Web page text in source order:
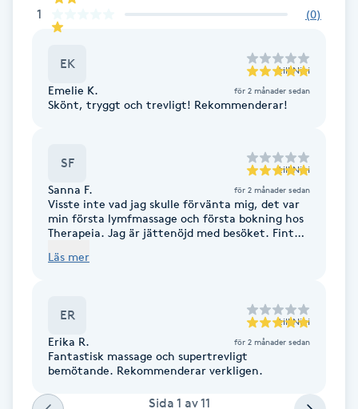
Fotmassage
Fotsvamp
Fotvård
Fransborttagning
Fransförlängning Megavolym
Fransförlängning Volym
1 (0)
EK till Niki
Emelie K. för 2 månader sedan
Skönt, tryggt och trevligt! Rekommenderar!
SF till Niki
Sanna F. för 2 månader sedan
Visste inte vad jag skulle förvänta mig, det var
min första lymfmassage och första bokning hos
Therapeia. Jag är jättenöjd med besöket. Fint
verkligen rekommendera 🤗
Läs mer
ER till Niki
Erika R. för 2 månader sedan
Fantastisk massage och supertrevligt
bemötande. Rekommenderar verkligen.
Sida 1 av11